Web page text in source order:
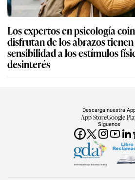
Los expertos en psicología
disfrutan de los abrazos
sensibilidad a los estímulos
desinterés
Síguenos
Descarga nuestra
App StoreGoogle
Miembro del Grupo de Diarios América